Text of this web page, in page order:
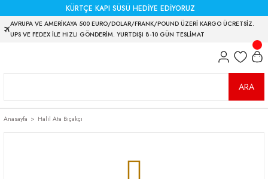
KÜRTÇE KAPI SÜSÜ HEDİYE EDİYORUZ
AVRUPA VE AMERİKAYA 500 EURO/DOLAR/FRANK/POUND ÜZERİ KARGO ÜCRETSİZ.
UPS VE FEDEX İLE HIZLI GÖNDERİM. YURTDIŞI 8-10 GÜN TESLİMAT
ARA
Anasayfa Halil Ata Bıçakçı